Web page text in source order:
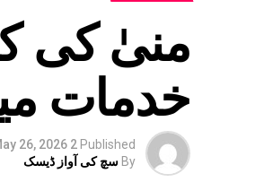
منیٰ کی
خدمات
Published
2 months ago
26, 2026
By سچ کی آواز ڈیسک